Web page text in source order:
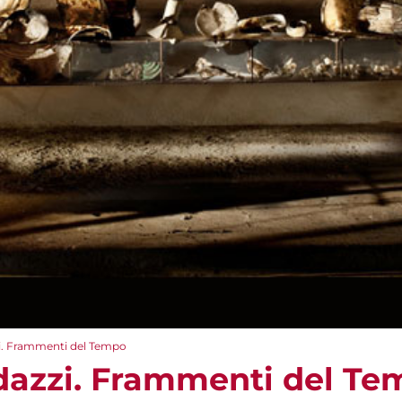
Frammenti del Tempo
Frammenti del